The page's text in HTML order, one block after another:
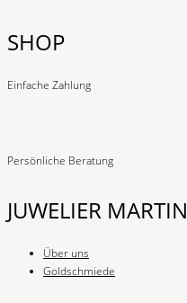
SHOP
Einfache Zahlung
Persönliche Beratung
JUWELIER MARTIN
Über uns
Goldschmiede